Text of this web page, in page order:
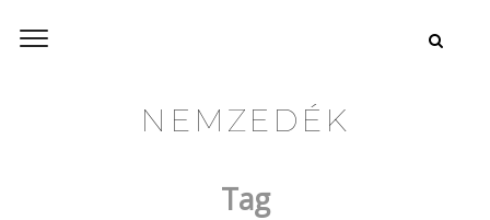
NEMZEDÉK
Tag